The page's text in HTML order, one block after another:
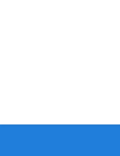
ス
ン